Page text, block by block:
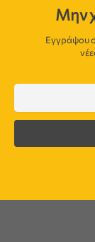
Μην
Εγγράψου